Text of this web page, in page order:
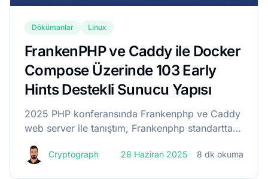
Dökümanlar Linux
FrankenPHP ve Caddy ile Docker
Compose Üzerinde 103 Early
Hints Destekli Sunucu Yapısı
2025 PHP konferansında Frankenphp ve Caddy
web server ile tanıştım, Frankenphp standartta
eklemeler yapılan bir php servisi, Caddy web
Cryptograph 28 Haziran 2025 8 dk okuma